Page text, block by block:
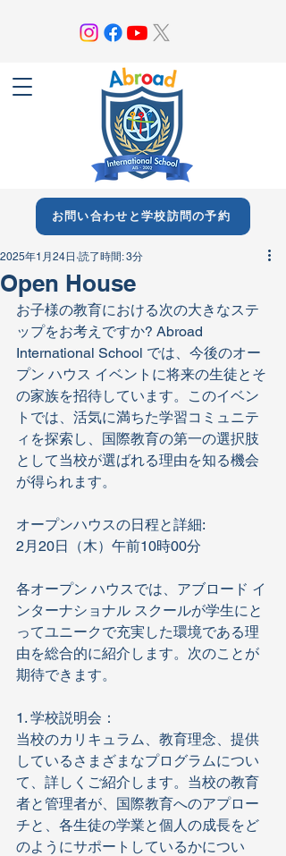
お問い合わせと学校訪問の予約
Open House
2025年1月24日 読了時間: 3分
お子様の教育における次の大きなステ
ップをお考えですか? Abroad
International School では、今後のオー
プン ハウス イベントに将来の生徒とそ
の家族を招待しています。このイベン
トでは、活気に満ちた学習コミュニテ
ィを探索し、国際教育の第一の選択肢
として当校が選ばれる理由を知る機会
が得られます。
オープンハウスの日程と詳細:
2月20日（木）午前10時00分
各オープン ハウスでは、アブロード イ
ンターナショナル スクールが学生にと
ってユニークで充実した環境である理
由を総合的に紹介します。次のことが
期待できます。
1. 学校説明会：
当校のカリキュラム、教育理念、提供
しているさまざまなプログラムについ
て、詳しくご紹介します。当校の教育
者と管理者が、国際教育へのアプロー
チと、各生徒の学業と個人の成長をど
のようにサポートしているかについ